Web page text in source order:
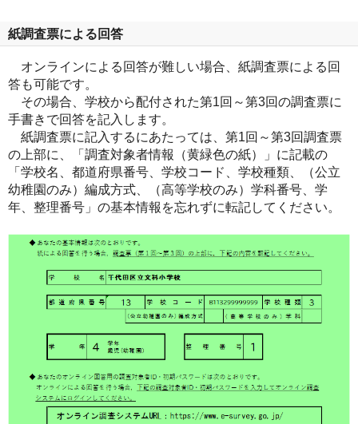
紙調査票による回答
オンラインによる回答が難しい場合、紙調査票による回
答も可能です。
その場合、学校から配付された第1回～第3回の調査票に
手書きで回答を記入します。
紙調査票に記入するにあたっては、第1回～第3回調査票
の上部に、「調査対象者情報（黄緑色の紙）」に記載の
「学校名、都道府県番号、学校コード、学校種類、（公立
幼稚園のみ）編成方式、（高等学校のみ）学科番号、学
年、整理番号」の基本情報を忘れずに転記してください。